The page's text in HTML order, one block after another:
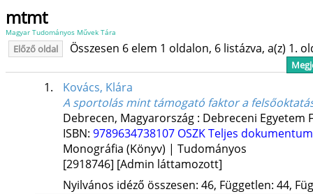
mtmt
Magyar Tudományos Művek Tára
Előző oldal Összesen 6 elem 1 oldalon, 6 listázva, a(z) 1.
1.
Kovács, Klára
A sportolás mint támogató faktor a
Debrecen, Magyarország : Debreceni Egyetem
ISBN: 9789634738107 OSZKTeljes dokumentum
Monográfia (Könyv) | Tudományos
[2918746] [Admin láttamozott]
Nyilvános idéző összesen: 46, Független: 44,